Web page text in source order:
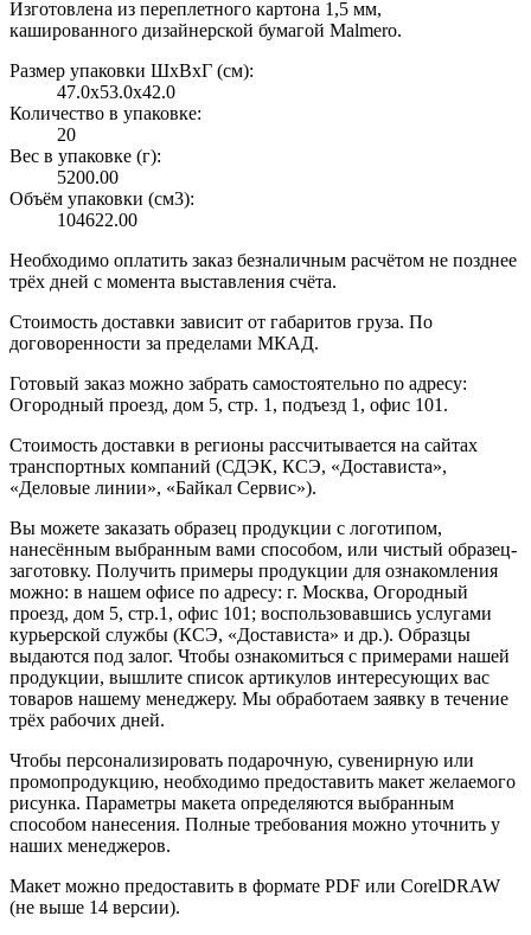
Изготовлена из переплетного картона 1,5 мм,
кашированного дизайнерской бумагой Malmero.
Размер упаковки ШxВxГ (см):
47.0x53.0x42.0
Количество в упаковке:
20
Вес в упаковке (г):
5200.00
Объём упаковки (см3):
104622.00
Необходимо оплатить заказ безналичным расчётом не позднее
трёх дней с момента выставления счёта.
Стоимость доставки зависит от габаритов груза. По
договоренности за пределами МКАД.
Готовый заказ можно забрать самостоятельно по адресу:
Огородный проезд, дом 5, стр. 1, подъезд 1, офис 101.
Стоимость доставки в регионы рассчитывается на сайтах
транспортных компаний (СДЭК, КСЭ, «Достависта»,
«Деловые линии», «Байкал Сервис»).
Вы можете заказать образец продукции с логотипом,
нанесённым выбранным вами способом, или чистый образец-
заготовку. Получить примеры продукции для ознакомления
можно: в нашем офисе по адресу: г. Москва, Огородный
проезд, дом 5, стр.1, офис 101; воспользовавшись услугами
курьерской службы (КСЭ, «Достависта» и др.). Образцы
выдаются под залог. Чтобы ознакомиться с примерами нашей
продукции, вышлите список артикулов интересующих вас
товаров нашему менеджеру. Мы обработаем заявку в течение
трёх рабочих дней.
Чтобы персонализировать подарочную, сувенирную или
промопродукцию, необходимо предоставить макет желаемого
рисунка. Параметры макета определяются выбранным
способом нанесения. Полные требования можно уточнить у
наших менеджеров.
Макет можно предоставить в формате PDF или CorelDRAW
(не выше 14 версии).